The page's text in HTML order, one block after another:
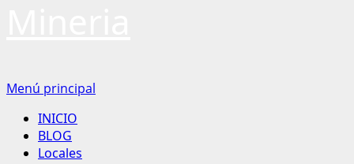
Menú principal
INICIO
BLOG
Locales